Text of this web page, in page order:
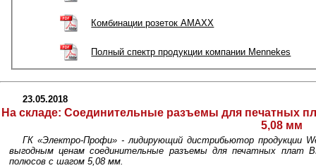
Комбинации розеток AMAXX
Полный спектр продукции компании Mennekes
23.05.2018
На складе: Соединительные разъемы для печатных
5,08 мм
ГК «Электро-Профи» - лидирующий дистрибьютор продукции
выгодным ценам cоединительные разъемы для печатных плат
полюсов с шагом 5,08 мм.